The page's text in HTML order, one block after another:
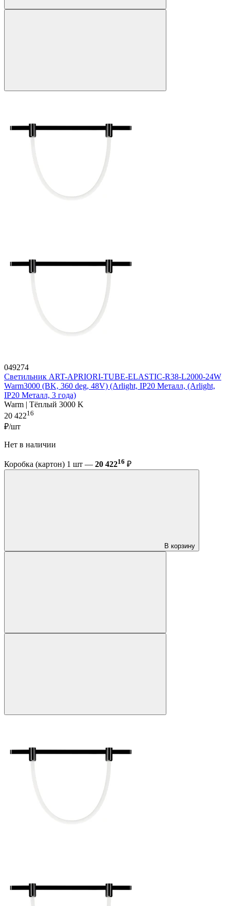
049274
Светильник ART-APRIORI-TUBE-ELASTIC-R38-L2000-24W
Warm3000 (BK, 360 deg, 48V) (Arlight, IP20 Металл, (Arlight,
IP20 Металл, 3 года)
Warm | Тёплый 3000 K
20 42216
₽/шт
Нет в наличии
Коробка (картон) 1 шт — 20 42216 ₽
В корзину